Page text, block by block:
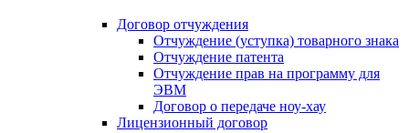
Договор отчуждения
Отчуждение (уступка) товарного знака
Отчуждение патента
Отчуждение прав на программу для
ЭВМ
Договор о передаче ноу-хау
Лицензионный договор